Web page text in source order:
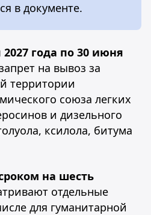
в документе.
2027 года по 30 июня
на вывоз за
территории
союза легких
и дизельного
ксилола, битума
на шесть
отдельные
для гуманитарной